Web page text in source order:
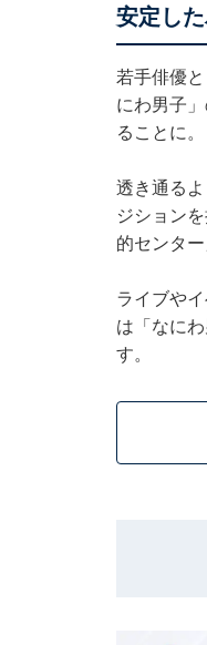
安定し
若手俳優
にわ男子
ることに。
透き通る
ジション
的センタ
ライブや
は「なに
す。